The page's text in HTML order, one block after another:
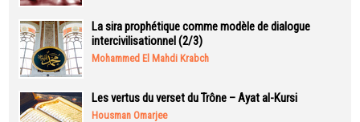
La sira prophétique comme modèle de dialogue
intercivilisationnel (2/3)
Mohammed El Mahdi Krabch
Les vertus du verset du Trône – Ayat al-Kursi
Housman Omarjee